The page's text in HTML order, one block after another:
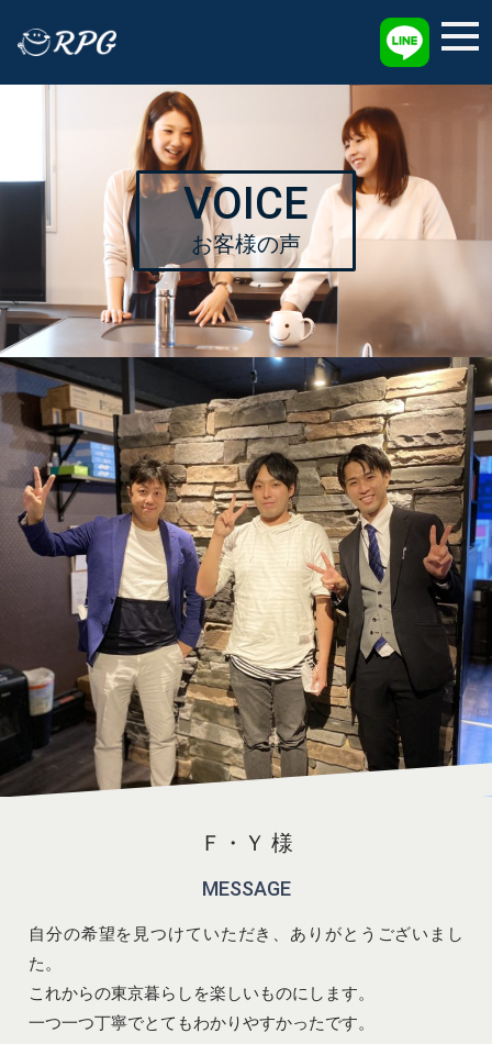
VOICE
お客様の声
Ｆ・Ｙ 様
MESSAGE
自分の希望を見つけていただき、ありがとうございまし
た。
これからの東京暮らしを楽しいものにします。
一つ一つ丁寧でとてもわかりやすかったです。